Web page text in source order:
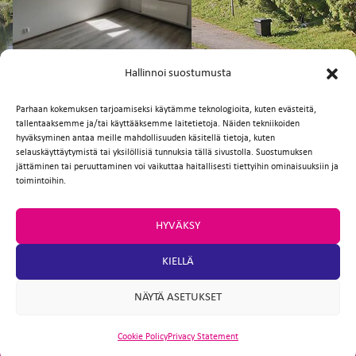
Hallinnoi suostumusta
Parhaan kokemuksen tarjoamiseksi käytämme teknologioita, kuten evästeitä,
tallentaaksemme ja/tai käyttääksemme laitetietoja. Näiden tekniikoiden
hyväksyminen antaa meille mahdollisuuden käsitellä tietoja, kuten
selauskäyttäytymistä tai yksilöllisiä tunnuksia tällä sivustolla. Suostumuksen
jättäminen tai peruuttaminen voi vaikuttaa haitallisesti tiettyihin ominaisuuksiin ja
toimintoihin.
HYVÄKSY
KIELLÄ
NÄYTÄ ASETUKSET
Cookie PolicyPrivacy Statement
Facebook
TwitterEmailWhatsApp